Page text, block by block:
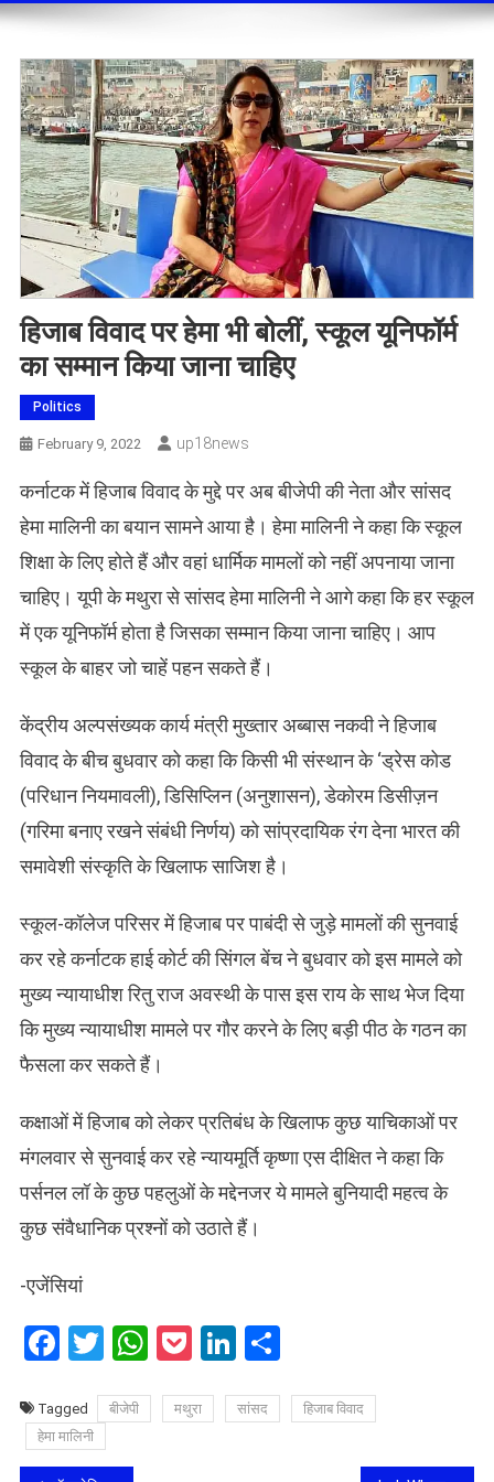
हिजाब विवाद पर हेमा भी बोलीं, स्कूल यूनिफॉर्म
का सम्‍मान किया जाना चाहिए
Politics
February 9, 2022 Up18news
कर्नाटक में हिजाब विवाद के मुद्दे पर अब बीजेपी की नेता और सांसद
हेमा मालिनी का बयान सामने आया है। हेमा मालिनी ने कहा कि स्कूल
शिक्षा के लिए होते हैं और वहां धार्मिक मामलों को नहीं अपनाया जाना
चाहिए। यूपी के मथुरा से सांसद हेमा मालिनी ने आगे कहा कि हर स्कूल
में एक यूनिफॉर्म होता है जिसका सम्मान किया जाना चाहिए। आप
स्कूल के बाहर जो चाहें पहन सकते हैं।
केंद्रीय अल्पसंख्यक कार्य मंत्री मुख्तार अब्बास नकवी ने हिजाब
विवाद के बीच बुधवार को कहा कि किसी भी संस्थान के ‘ड्रेस कोड
(परिधान नियमावली), डिसिप्लिन (अनुशासन), डेकोरम डिसीज़न
(गरिमा बनाए रखने संबंधी निर्णय) को सांप्रदायिक रंग देना भारत की
समावेशी संस्कृति के खिलाफ साजिश है।
स्कूल-कॉलेज परिसर में हिजाब पर पाबंदी से जुड़े मामलों की सुनवाई
कर रहे कर्नाटक हाई कोर्ट की सिंगल बेंच ने बुधवार को इस मामले को
मुख्य न्यायाधीश रितु राज अवस्थी के पास इस राय के साथ भेज दिया
कि मुख्य न्यायाधीश मामले पर गौर करने के लिए बड़ी पीठ के गठन का
फैसला कर सकते हैं।
कक्षाओं में हिजाब को लेकर प्रतिबंध के खिलाफ कुछ याचिकाओं पर
मंगलवार से सुनवाई कर रहे न्यायमूर्ति कृष्णा एस दीक्षित ने कहा कि
पर्सनल लॉ के कुछ पहलुओं के मद्देनजर ये मामले बुनियादी महत्व के
कुछ संवैधानिक प्रश्नों को उठाते हैं।
-एजेंसियां
Facebook
Twitter
WhatsApp
PocketLinkedIn
Share
Tagged बीजेपी मथुरा सांसद
हिजाब विवाद
हेमा मालिनी